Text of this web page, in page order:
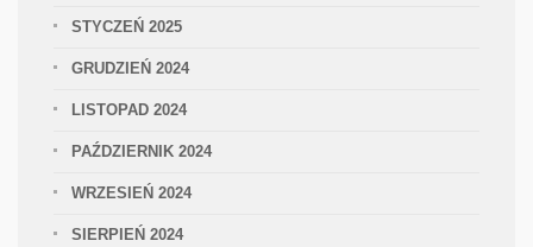
STYCZEŃ 2025
GRUDZIEŃ 2024
LISTOPAD 2024
PAŹDZIERNIK 2024
WRZESIEŃ 2024
SIERPIEŃ 2024